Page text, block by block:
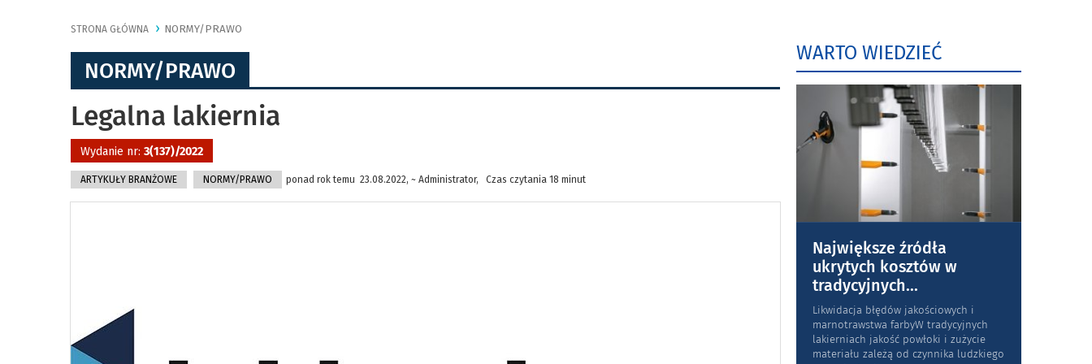
STRONA GŁÓWNA NORMY/PRAWO
NORMY/PRAWO
Legalna lakiernia
Wydanie nr: 3(137)/2022
ARTYKUŁY BRANŻOWE NORMY/PRAWO ponad rok temu 23.08.2022, ~ Administrator, Czas czytania 18 minut
WARTO WIEDZIEĆ
Największe źródła
ukrytych kosztów w
tradycyjnych...
Likwidacja błędów jakościowych i
marnotrawstwa farbyW tradycyjnych
lakierniach jakość powłoki i zużycie
materiału zależą od czynnika ludzkiego